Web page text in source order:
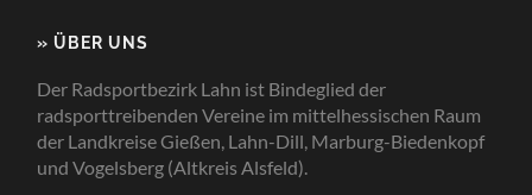
» ÜBER UNS
Der Radsportbezirk Lahn ist Bindeglied der
radsporttreibenden Vereine im mittelhessischen Raum
der Landkreise Gießen, Lahn-Dill, Marburg-Biedenkopf
und Vogelsberg (Altkreis Alsfeld).